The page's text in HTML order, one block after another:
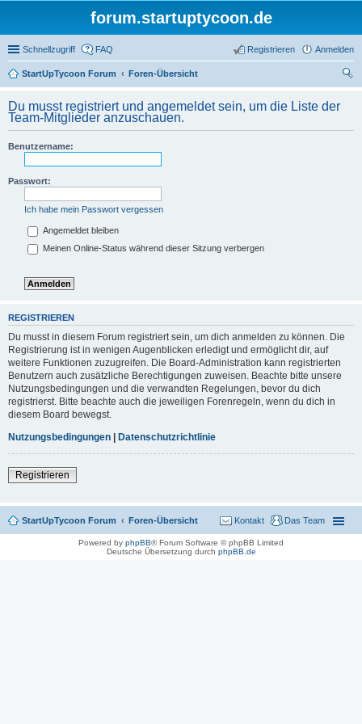
forum.startuptycoon.de
Schnellzugriff FAQ Anmelden
Registrieren
StartUpTycoon Forum
Foren-Übersicht
Du musst registriert und angemeldet sein, um die Liste der
Team-Mitglieder anzuschauen.
Benutzername:
Passwort:
Ich habe mein Passwort vergessen
Angemeldet bleiben
Meinen Online-Status während dieser Sitzung verbergen
REGISTRIEREN
Du musst in diesem Forum registriert sein, um dich anmelden zu können. Die
Registrierung ist in wenigen Augenblicken erledigt und ermöglicht dir, auf
weitere Funktionen zuzugreifen. Die Board-Administration kann registrierten
Benutzern auch zusätzliche Berechtigungen zuweisen. Beachte bitte unsere
Nutzungsbedingungen und die verwandten Regelungen, bevor du dich
registrierst. Bitte beachte auch die jeweiligen Forenregeln, wenn du dich in
diesem Board bewegst.
Nutzungsbedingungen | Datenschutzrichtlinie
Registrieren
StartUpTycoon Forum Foren-Übersicht Das Team
Kontakt
Powered by phpBB® Forum Software © phpBB Limited
Deutsche Übersetzung durch phpBB.de